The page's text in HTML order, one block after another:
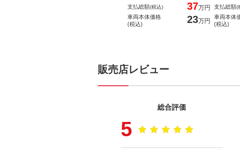
支払総額(税込) 37万円
車両本体価格
(税込)
23万円
支払総額(
車両本体
(税込)
販売店レビュー
総合評価
5